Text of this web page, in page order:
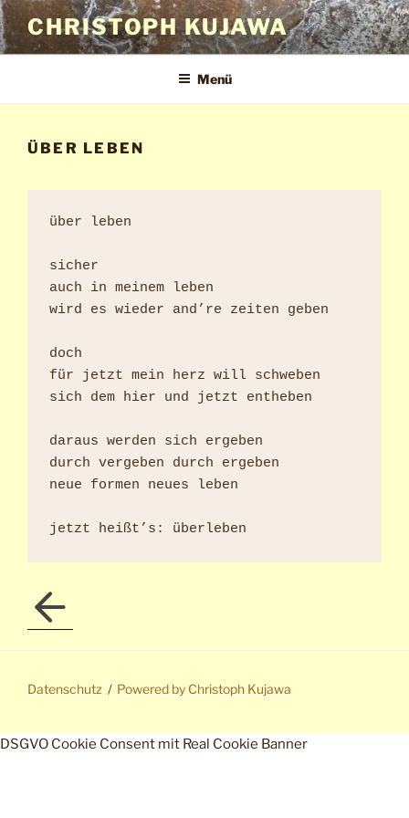
Zum
Inhalt
springen
CHRISTOPH KUJAWA
Menü
ÜBER LEBEN
über leben
sicher
auch in meinem leben
wird es wieder and’re zeiten geben
doch
für jetzt mein herz will schweben
sich dem hier und jetzt entheben
daraus werden sich ergeben
durch vergeben durch ergeben
neue formen neues leben
Datenschutz Powered by Christoph Kujawa
DSGVO Cookie Consent mit Real Cookie Banner